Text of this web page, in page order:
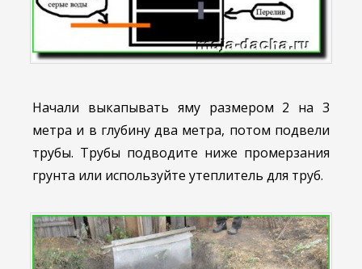
Начали выкапывать яму размером 2 на 3
метра и в глубину два метра, потом подвели
трубы. Трубы подводите ниже промерзания
грунта или используйте утеплитель для труб.